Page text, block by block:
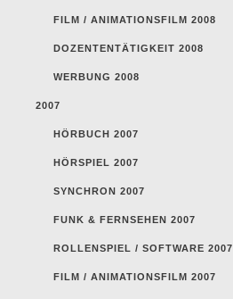
FILM / ANIMATIONSFILM 2008
DOZENTENTÄTIGKEIT 2008
WERBUNG 2008
2007
HÖRBUCH 2007
HÖRSPIEL 2007
SYNCHRON 2007
FUNK & FERNSEHEN 2007
ROLLENSPIEL / SOFTWARE 2007
FILM / ANIMATIONSFILM 2007